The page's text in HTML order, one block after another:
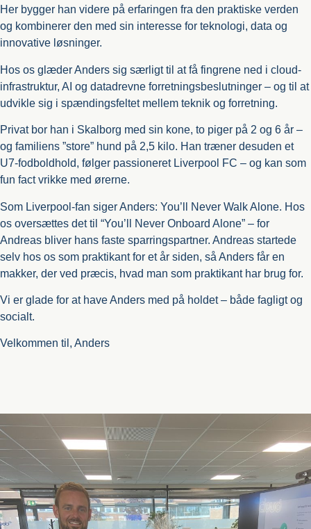
Her bygger han videre på erfaringen fra den praktiske verden
og kombinerer den med sin interesse for teknologi, data og
innovative løsninger.
Hos os glæder Anders sig særligt til at få fingrene ned i cloud-
infrastruktur, AI og datadrevne forretningsbeslutninger – og til at
udvikle sig i spændingsfeltet mellem teknik og forretning.
Privat bor han i Skalborg med sin kone, to piger på 2 og 6 år –
og familiens ”store” hund på 2,5 kilo. Han træner desuden et
U7-fodboldhold, følger passioneret Liverpool FC – og kan som
fun fact vrikke med ørerne.
Som Liverpool-fan siger Anders: You’ll Never Walk Alone. Hos
os oversættes det til “You’ll Never Onboard Alone” – for
Andreas bliver hans faste sparringspartner. Andreas startede
selv hos os som praktikant for et år siden, så Anders får en
makker, der ved præcis, hvad man som praktikant har brug for.
Vi er glade for at have Anders med på holdet – både fagligt og
socialt.
Velkommen til, Anders